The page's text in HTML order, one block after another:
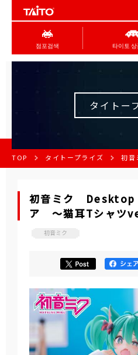
점포검색 타이토
タイトー
TOP タイトープライズ 初
初音ミク Desktop
ア ～猫耳Tシャツ
初音ミク